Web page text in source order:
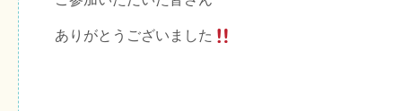
ありがとうございました